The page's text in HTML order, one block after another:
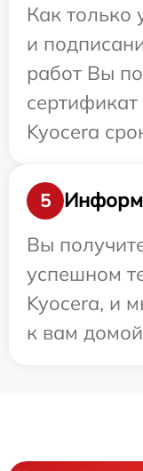
Как только
и
работ Вы
Kyocera
5
Вы
успешном
Kyocera, и
к вам